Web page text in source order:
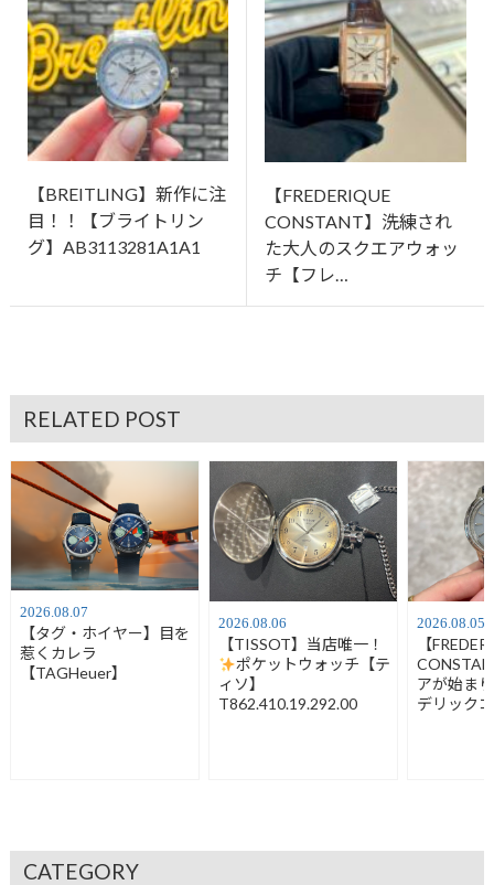
【BREITLING】新作に注
目！！【ブライトリン
グ】AB3113281A1A1
【FREDERIQUE
CONSTANT】洗練され
た大人のスクエアウォッ
チ【フレ…
RELATED POST
2026.08.07
【タグ・ホイヤー】目を
惹くカレラ
【TAGHeuer】
2026.08.06
【TISSOT】当店唯一！
ポケットウォッチ【テ
ィソ】
T862.410.19.292.00
2026.08.05
【
アが始ま
デリック
CATEGORY